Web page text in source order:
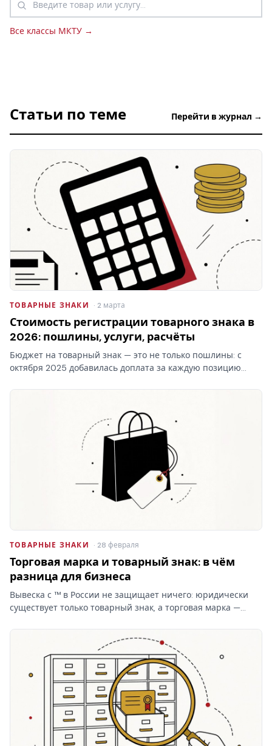
Все классы МКТУ →
Статьи по теме Перейти в журнал →
ТОВАРНЫЕ ЗНАКИ · 2 марта
Стоимость регистрации товарного знака в
2026: пошлины, услуги, расчёты
Бюджет на товарный знак — это не только пошлины: с
октября 2025 добавилась доплата за каждую позицию
товарного знака складывается из трёх блоков, и самый…
ТОВАРНЫЕ ЗНАКИ · 28 февраля
Торговая марка и товарный знак: в чём
разница для бизнеса
Вывеска с ™ в России не защищает ничего: юридически
существует только товарный знак, а торговая марка —
сможете ли вы запретить копирование бренда.